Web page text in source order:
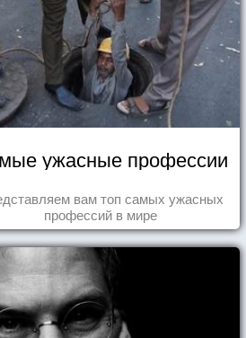
ужасные профессии
вам топ самых ужасных
профессий в мире